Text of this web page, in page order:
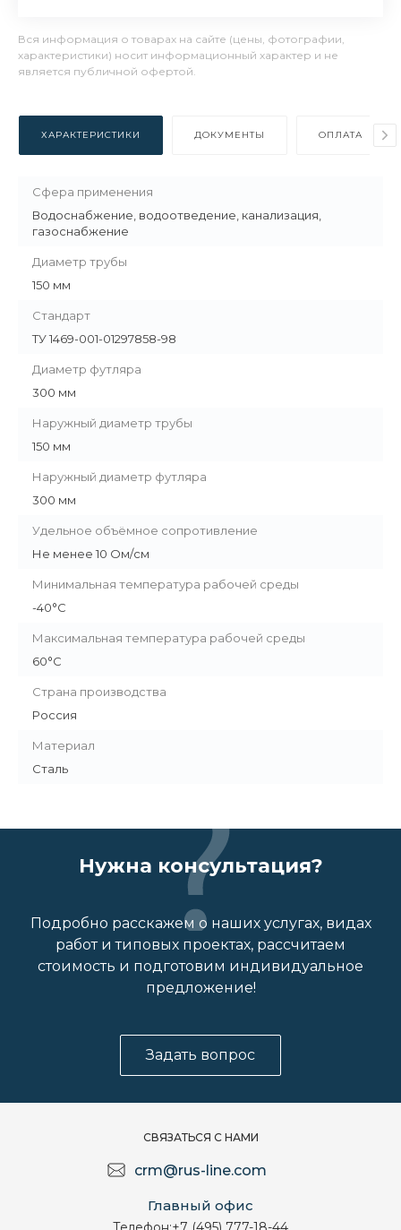
Вся информация о товарах на сайте (цены, фотографии,
характеристики) носит информационный характер и не
является публичной офертой.
ХАРАКТЕРИСТИКИ ДОКУМЕНТЫ ОПЛАТА
Сфера применения
Водоснабжение, водоотведение, канализация,
газоснабжение
Диаметр трубы
150 мм
Стандарт
ТУ 1469-001-01297858-98
Диаметр футляра
300 мм
Наружный диаметр трубы
150 мм
Наружный диаметр футляра
300 мм
Удельное объёмное сопротивление
Не менее 10 Ом/см
Минимальная температура рабочей среды
-40°С
Максимальная температура рабочей среды
60°С
Страна производства
Россия
Материал
Сталь
Нужна консультация?
Подробно расскажем о наших услугах, видах
работ и типовых проектах, рассчитаем
стоимость и подготовим индивидуальное
предложение!
Задать вопрос
СВЯЗАТЬСЯ С НАМИ
crm@rus-line.com
Главный офис